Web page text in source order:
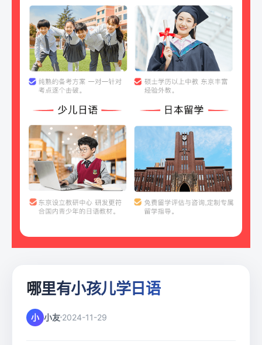
哪里有小孩儿学日语
小 小友 2024-11-29